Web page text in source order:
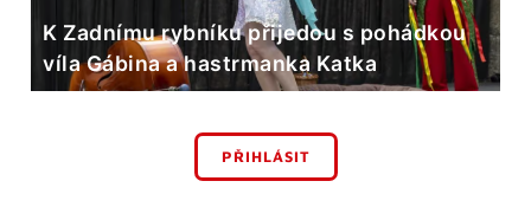
K Zadnímu rybníku přijedou s pohádkou
víla Gábina a hastrmanka Katka
PŘIHLÁSIT